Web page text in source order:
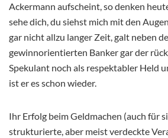
Ackermann aufscheint, so denken
sehe dich, du siehst mich mit den
gar nicht allzu langer Zeit, galt neben
gewinnorientierten Banker gar der
Spekulant noch als respektabler Held
ist er es schon wieder.
Ihr Erfolg beim Geldmachen (auch für
strukturierte, aber meist verdeckte